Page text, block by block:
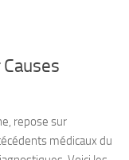
repose sur
médicaux du